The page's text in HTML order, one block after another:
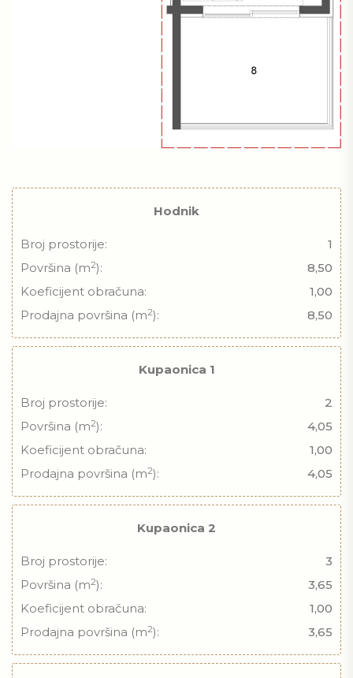
Hodnik
Broj prostorije:
1
Površina (m2):
8,50
Koeficijent obračuna:
1,00
Prodajna površina (m2): 8,50
Kupaonica 1
Broj prostorije:
2
Površina (m2):
4,05
Koeficijent obračuna:
1,00
Prodajna površina (m2): 4,05
Kupaonica 2
Broj prostorije:
3
Površina (m2):
3,65
Koeficijent obračuna:
1,00
Prodajna površina (m2): 3,65